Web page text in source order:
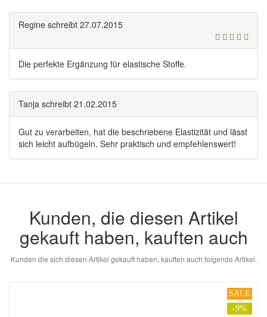
Regine schreibt 27.07.2015
Die perfekte Ergänzung für elastische Stoffe.
Tanja schreibt 21.02.2015
Gut zu verarbeiten, hat die beschriebene Elastizität und lässt
sich leicht aufbügeln. Sehr praktisch und empfehlenswert!
Kunden, die diesen Artikel
gekauft haben, kauften auch
Kunden die sich diesen Artikel gekauft haben, kauften auch folgende Artikel.
SALE
-9%